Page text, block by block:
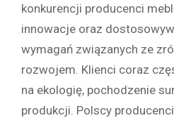
konkurencji producenci
innowacje oraz
wymagań związanych ze
rozwojem. Klienci coraz
na ekologię, pochodzenie
produkcji. Polscy